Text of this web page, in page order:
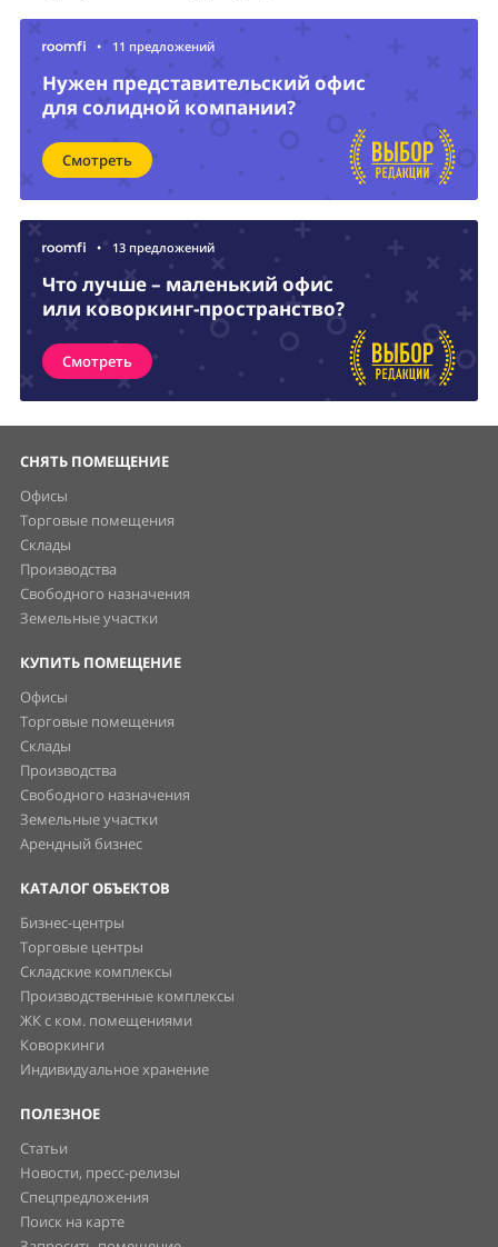
• 11 предложений
Нужен представительский офис
для солидной компании?
Смотреть
• 13 предложений
Что лучше – маленький офис
или коворкинг-пространство?
Смотреть
СНЯТЬ ПОМЕЩЕНИЕ
Офисы
Торговые помещения
Склады
Производства
Свободного назначения
Земельные участки
КУПИТЬ ПОМЕЩЕНИЕ
Офисы
Торговые помещения
Склады
Производства
Свободного назначения
Земельные участки
Арендный бизнес
КАТАЛОГ ОБЪЕКТОВ
Бизнес-центры
Торговые центры
Складские комплексы
Производственные комплексы
ЖК с ком. помещениями
Коворкинги
Индивидуальное хранение
ПОЛЕЗНОЕ
Статьи
Новости, пресс-релизы
Спецпредложения
Поиск на карте